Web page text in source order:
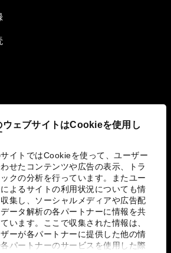
ウェブサイトはCookieを使用し
イトではCookieを使って、ユーザー
せたコンテンツや広告の表示、トラ
クの分析を行っています。またユー
よるサイトの利用状況についても情
集し、ソーシャルメディアや広告配
ータ解析の各パートナーに情報を共
います。ここで収集された情報は、
ーが各パートナーに提供した他の情
パートナーのサービスを使用した際
取り組み